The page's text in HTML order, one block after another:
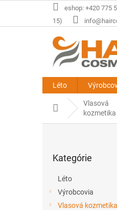
eshop: +420 775
15)
Léto
Domov
Vlasová
kozmetika
kategórie
Kategórie
Léto
Výrobcovia
Vlasová kozmetika